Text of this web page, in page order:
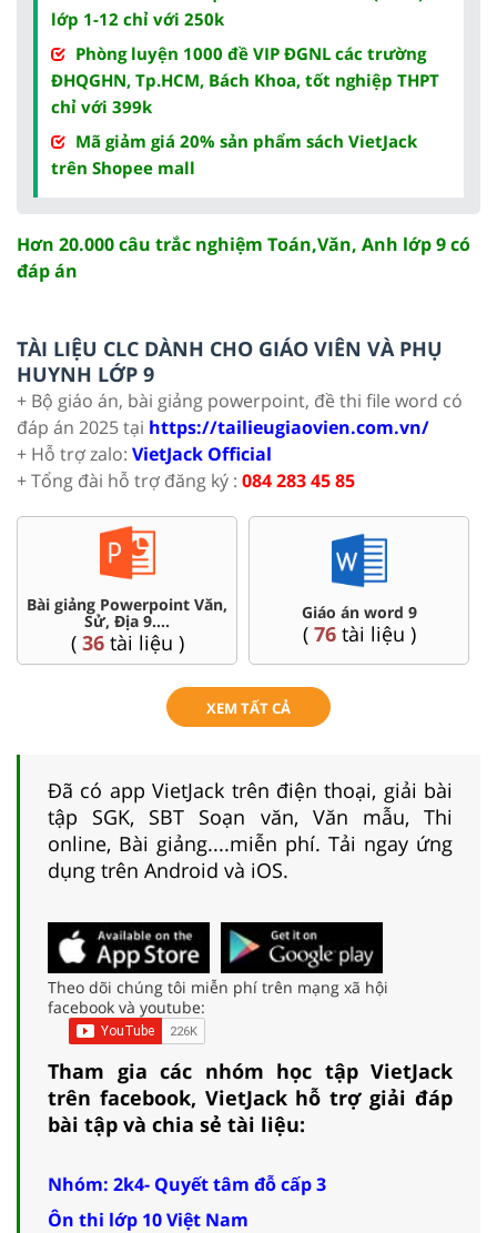
lớp 1-12 chỉ với 250k
Phòng luyện 1000 đề VIP ĐGNL các trường
ĐHQGHN, Tp.HCM, Bách Khoa, tốt nghiệp THPT
chỉ với 399k
Mã giảm giá 20% sản phẩm sách VietJack
trên Shopee mall
Hơn 20.000 câu trắc nghiệm Toán,Văn, Anh lớp 9 có
đáp án
TÀI LIỆU CLC DÀNH CHO GIÁO VIÊN VÀ PHỤ
HUYNH LỚP 9
+ Bộ giáo án, bài giảng powerpoint, đề thi file word có
đáp án 2025 tại https://tailieugiaovien.com.vn/
+ Hỗ trợ zalo: VietJack Official
+ Tổng đài hỗ trợ đăng ký : 084 283 45 85
giảng Powerpoint Văn,
Sử, Địa 9....
tài liệu )
Giáo án word 9
tài liệu )
XEM TẤT CẢ
Đã có app VietJack trên điện thoại, giải bài
tập SGK, SBT Soạn văn, Văn mẫu, Thi
online, Bài giảng....miễn phí. Tải ngay ứng
dụng trên Android và iOS.
Theo dõi chúng tôi miễn phí trên mạng xã hội
facebook và youtube:
Tham gia các nhóm học tập VietJack
trên facebook, VietJack hỗ trợ giải đáp
bài tập và chia sẻ tài liệu:
Nhóm: 2k4- Quyết tâm đỗ cấp 3
Ôn thi lớp 10 Việt Nam